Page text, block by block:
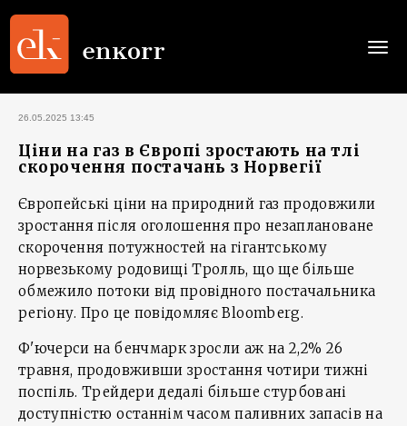
26.05.2025 13:45
Ціни на газ в Європі зростають на тлі
скорочення постачань з Норвегії
Європейські ціни на природний газ продовжили
зростання після оголошення про незаплановане
скорочення потужностей на гігантському
норвезькому родовищі Тролль, що ще більше
обмежило потоки від провідного постачальника
регіону. Про це повідомляє Bloomberg.
Ф'ючерси на бенчмарк зросли аж на 2,2% 26
травня, продовживши зростання чотири тижні
поспіль. Трейдери дедалі більше стурбовані
доступністю останнім часом паливних запасів на